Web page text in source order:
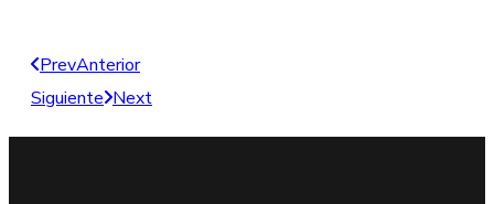
PrevAnterior
Siguiente Next